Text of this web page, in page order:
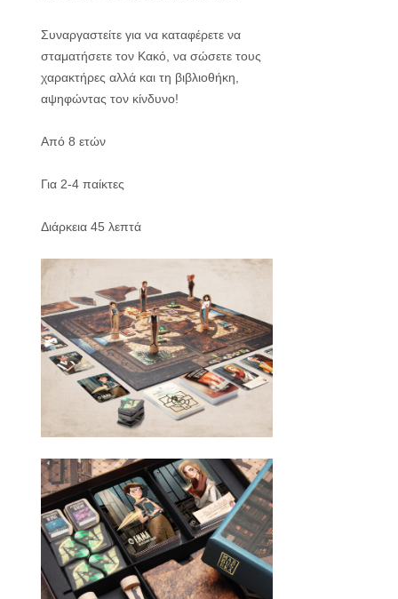
Συναργαστείτε για να καταφέρετε να
σταματήσετε τον Κακό, να σώσετε τους
χαρακτήρες αλλά και τη βιβλιοθήκη,
αψηφώντας τον κίνδυνο!
Από 8 ετών
Για 2-4 παίκτες
Διάρκεια 45 λεπτά